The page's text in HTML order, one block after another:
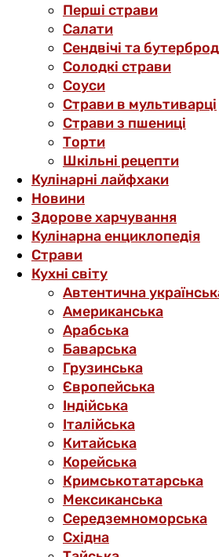
Перші страви
Салати
Сендвічі та
Солодкі страви
Соуси
Страви в мультиварці
Страви з пшениці
Торти
Шкільні рецепти
Кулінарні лайфхаки
Новини
Здорове харчування
Кулінарна енциклопедія
Страви
Кухні світу
Автентична
Американська
Арабська
Баварська
Грузинська
Європейська
Індійська
Італійська
Китайська
Корейська
Кримськотатарська
Мексиканська
Середземноморська
Східна